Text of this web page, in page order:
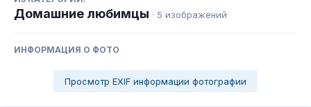
Домашние любимцы · 5 изображений
ИНФОРМАЦИЯ О ФОТО
Просмотр EXIF информации фотографии